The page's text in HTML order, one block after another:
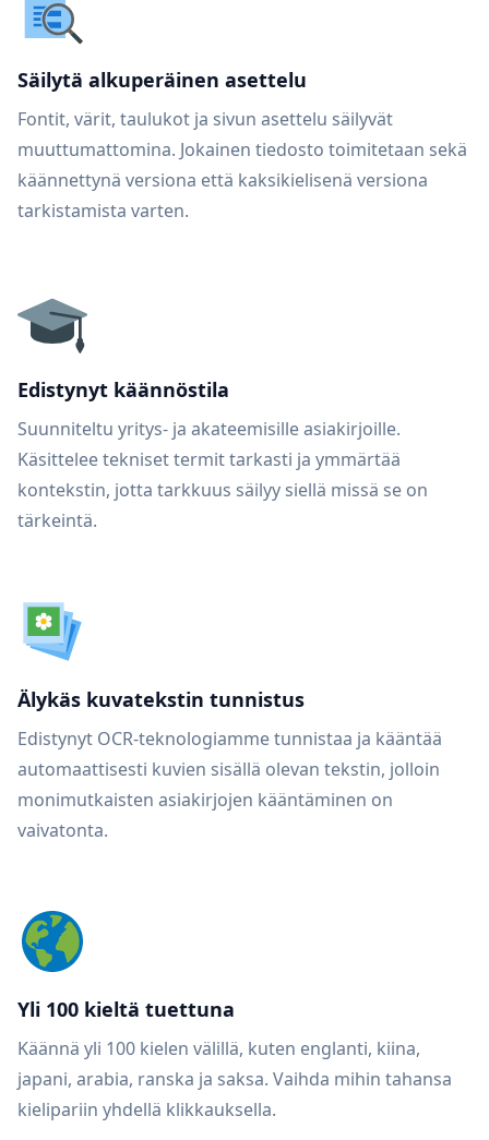
Säilytä alkuperäinen asettelu
Fontit, värit, taulukot ja sivun asettelu säilyvät
muuttumattomina. Jokainen tiedosto toimitetaan sekä
käännettynä versiona että kaksikielisenä versiona
tarkistamista varten.
Edistynyt käännöstila
Suunniteltu yritys- ja akateemisille asiakirjoille.
Käsittelee tekniset termit tarkasti ja ymmärtää
kontekstin, jotta tarkkuus säilyy siellä missä se on
tärkeintä.
Älykäs kuvatekstin tunnistus
Edistynyt OCR-teknologiamme tunnistaa ja kääntää
automaattisesti kuvien sisällä olevan tekstin, jolloin
monimutkaisten asiakirjojen kääntäminen on
vaivatonta.
Yli 100 kieltä tuettuna
Käännä yli 100 kielen välillä, kuten englanti, kiina,
japani, arabia, ranska ja saksa. Vaihda mihin tahansa
kielipariin yhdellä klikkauksella.